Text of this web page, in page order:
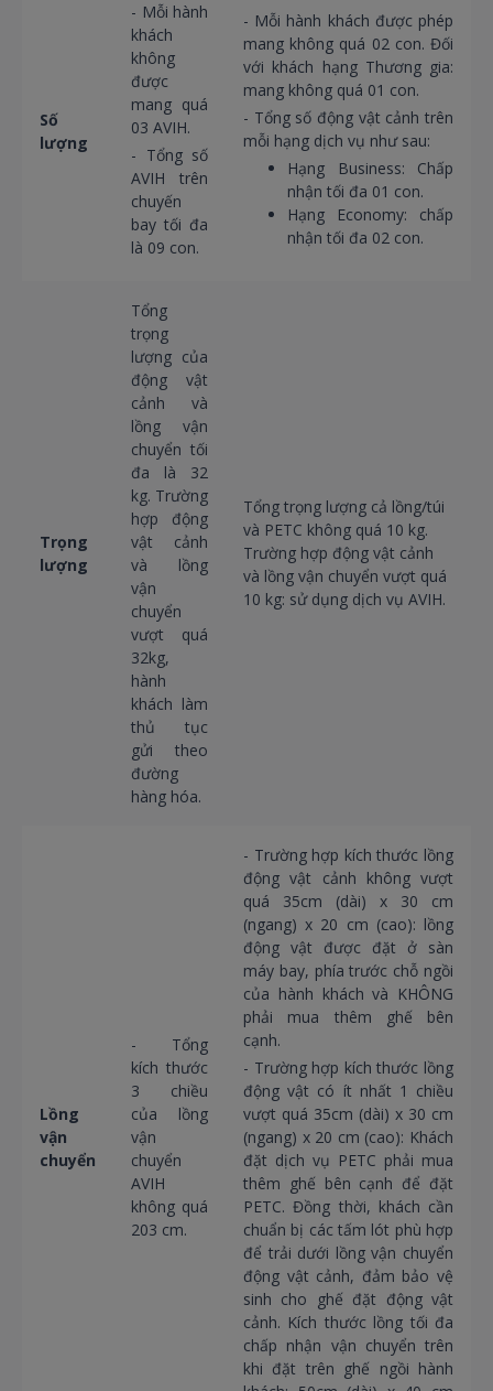
Số
lượng
- Mỗi hành
khách
không
được
mang quá
03 AVIH.
- Tổng số
AVIH trên
chuyến
bay tối đa
là 09 con.
- Mỗi hành khách được phép
mang không quá 02 con. Đối
với khách hạng Thương gia:
mang không quá 01 con.
- Tổng số động vật cảnh trên
mỗi hạng dịch vụ như sau:
Hạng Business: Chấp
nhận tối đa 01 con.
Hạng Economy: chấp
nhận tối đa 02 con.
Trọng
lượng
Tổng
trọng
lượng của
động vật
cảnh và
lồng vận
chuyển tối
đa là 32
kg. Trường
hợp động
vật cảnh
và lồng
vận
chuyển
vượt quá
32kg,
hành
khách làm
thủ tục
gửi theo
đường
hàng hóa.
Tổng trọng lượng cả lồng/túi
và PETC không quá 10 kg.
Trường hợp động vật cảnh
và lồng vận chuyển vượt quá
10 kg: sử dụng dịch vụ AVIH.
Lồng
vận
chuyển
- Tổng
kích thước
3 chiều
của lồng
vận
chuyển
AVIH
không quá
203 cm.
- Trường hợp kích thước lồng
động vật cảnh không vượt
quá 35cm (dài) x 30 cm
(ngang) x 20 cm (cao): lồng
động vật được đặt ở sàn
máy bay, phía trước chỗ ngồi
của hành khách và KHÔNG
phải mua thêm ghế bên
cạnh.
- Trường hợp kích thước lồng
động vật có ít nhất 1 chiều
vượt quá 35cm (dài) x 30 cm
(ngang) x 20 cm (cao): Khách
đặt dịch vụ PETC phải mua
thêm ghế bên cạnh để đặt
PETC. Đồng thời, khách cần
chuẩn bị các tấm lót phù hợp
để trải dưới lồng vận chuyển
động vật cảnh, đảm bảo vệ
sinh cho ghế đặt động vật
cảnh. Kích thước lồng tối đa
chấp nhận vận chuyển trên
khi đặt trên ghế ngồi hành